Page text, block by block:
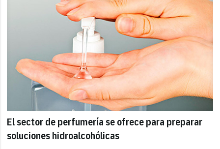
El sector de perfumería se ofrece para preparar
soluciones hidroalcohólicas